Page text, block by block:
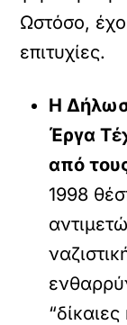
Ωστόσο,
επιτυχίες.
Η
Έργα
από
1998